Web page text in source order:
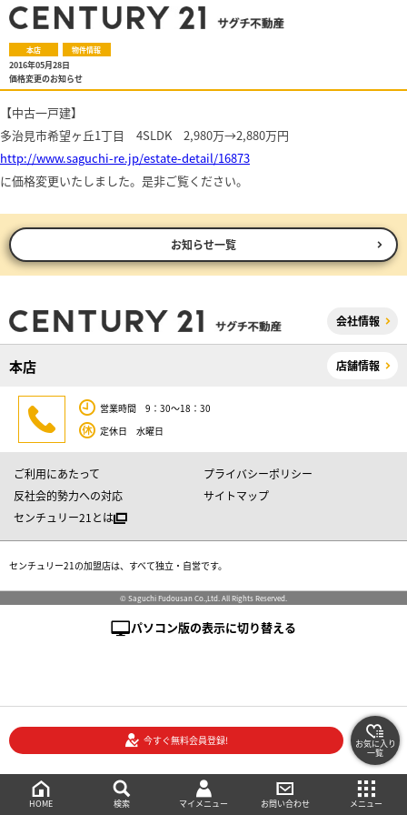
本店 物件情報
2016年05月28日
価格変更のお知らせ
【中古一戸建】
多治見市希望ヶ丘1丁目 4SLDK 2,980万→2,880万円
http://www.saguchi-re.jp/estate-detail/16873
に価格変更いたしました。是非ご覧ください。
お知らせ一覧
会社情報
本店 店舗情報
営業時間 9：30～18：30
定休日 水曜日
ご利用にあたって
プライバシーポリシー
反社会的勢力への対応
サイトマップ
センチュリー21とは
センチュリー21の加盟店は、すべて独立・自営です。
© Saguchi Fudousan Co.,Ltd. All Rights Reserved.
パソコン版の表示に切り替える
HOME 検索 マイメニュー お問い合わせ メニュー
今すぐ無料会員登録! お気に入り
一覧
絞り込み検索
メニュー
ご相談・お問い合わせ